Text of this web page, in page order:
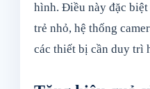
hình. Điều này đặc
trẻ nhỏ, hệ thống
các thiết bị cần duy trì